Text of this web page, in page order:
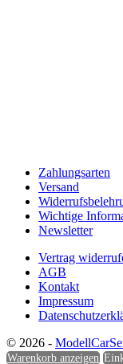
Zahlungsarten
Versand
Wichtige
Newsletter
Vertrag
AGB
Kontakt
Impressum
© 2026 -
Warenkorb anzeigen